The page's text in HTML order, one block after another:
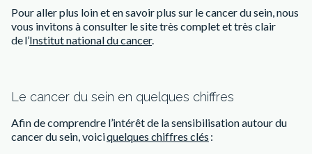
Pour aller plus loin et en savoir plus sur le cancer du sein, nous
vous invitons à consulter le site très complet et très clair
de l’Institut national du cancer.
Le cancer du sein en quelques chiffres
Afin de comprendre l’intérêt de la sensibilisation autour du
cancer du sein, voiciquelques chiffres clés :